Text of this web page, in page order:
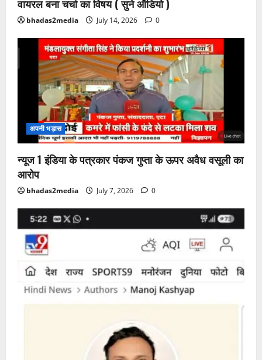
वायरल बना चर्चा का विषय ( सुने ऑडियो )
bhadas2media July 14, 2026 0
अपनी भड़ास
न्यूज 1 इंडिया के पत्रकार पंकज गुप्ता के ऊपर अवैध वसूली का
आरोप
bhadas2media July 7, 2026 0